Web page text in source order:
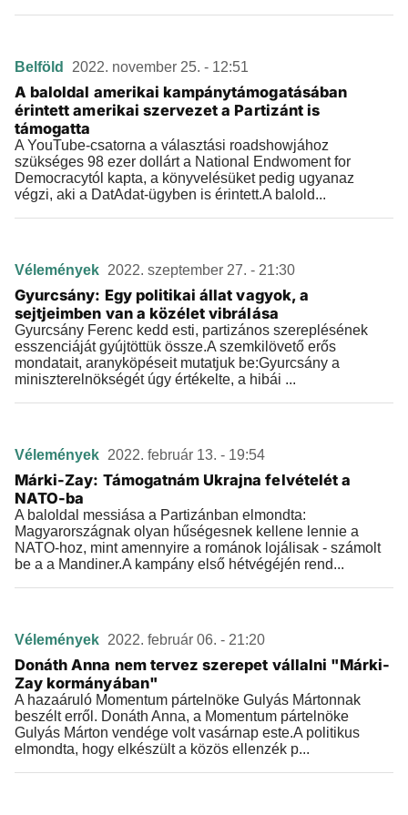
Belföld 2022. november 25. - 12:51
A baloldal amerikai kampánytámogatásában
érintett amerikai szervezet a Partizánt is
támogatta
A YouTube-csatorna a választási roadshowjához
szükséges 98 ezer dollárt a National Endwoment for
Democracytól kapta, a könyvelésüket pedig ugyanaz
végzi, aki a DatAdat-ügyben is érintett.A balold...
Vélemények 2022. szeptember 27. - 21:30
Gyurcsány: Egy politikai állat vagyok, a
sejtjeimben van a közélet vibrálása
Gyurcsány Ferenc kedd esti, partizános szereplésének
esszenciáját gyújtöttük össze.A szemkilövető erős
mondatait, aranyköpéseit mutatjuk be:Gyurcsány a
miniszterelnökségét úgy értékelte, a hibái ...
Vélemények 2022. február 13. - 19:54
Márki-Zay: Támogatnám Ukrajna felvételét a
NATO-ba
A baloldal messiása a Partizánban elmondta:
Magyarországnak olyan hűségesnek kellene lennie a
NATO-hoz, mint amennyire a románok lojálisak - számolt
be a a Mandiner.A kampány első hétvégéjén rend...
Vélemények 2022. február 06. - 21:20
Donáth Anna nem tervez szerepet vállalni "Márki-
Zay kormányában"
A hazaáruló Momentum pártelnöke Gulyás Mártonnak
beszélt erről. Donáth Anna, a Momentum pártelnöke
Gulyás Márton vendége volt vasárnap este.A politikus
elmondta, hogy elkészült a közös ellenzék p...